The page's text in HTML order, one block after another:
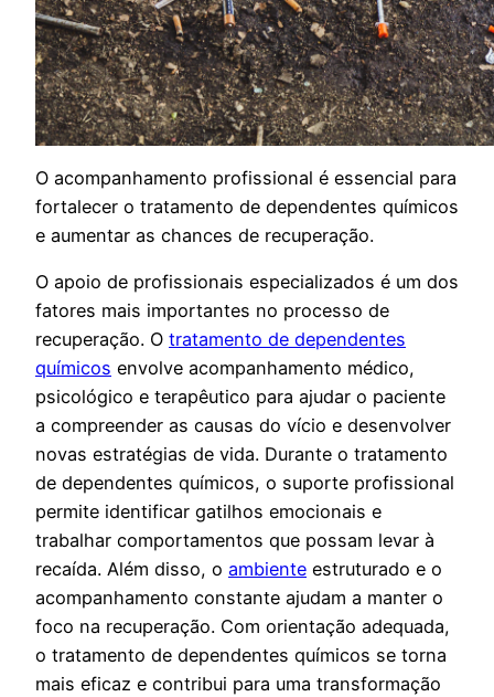
O acompanhamento profissional é essencial para
fortalecer o tratamento de dependentes químicos
e aumentar as chances de recuperação.
O apoio de profissionais especializados é um dos
fatores mais importantes no processo de
recuperação. O tratamento de dependentes
químicos envolve acompanhamento médico,
psicológico e terapêutico para ajudar o paciente
a compreender as causas do vício e desenvolver
novas estratégias de vida. Durante o tratamento
de dependentes químicos, o suporte profissional
permite identificar gatilhos emocionais e
trabalhar comportamentos que possam levar à
recaída. Além disso, o ambiente estruturado e o
acompanhamento constante ajudam a manter o
foco na recuperação. Com orientação adequada,
o tratamento de dependentes químicos se torna
mais eficaz e contribui para uma transformação